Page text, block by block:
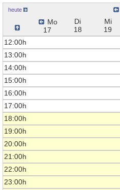
heute
Mo
17
Di
18
Mi
19
12:00h
13:00h
14:00h
15:00h
16:00h
17:00h
18:00h
19:00h
20:00h
21:00h
22:00h
23:00h